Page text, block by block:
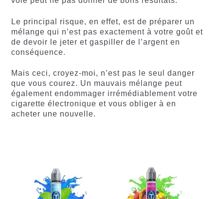
Le principal risque, en effet, est de préparer un
mélange qui n’est pas exactement à votre goût et
de devoir le jeter et gaspiller de l’argent en
conséquence.
Mais ceci, croyez-moi, n’est pas le seul danger
que vous courez. Un mauvais mélange peut
également endommager irrémédiablement votre
cigarette électronique et vous obliger à en
acheter une nouvelle.